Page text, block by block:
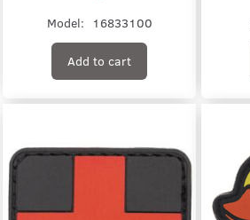
Model: 16833100
Add to cart